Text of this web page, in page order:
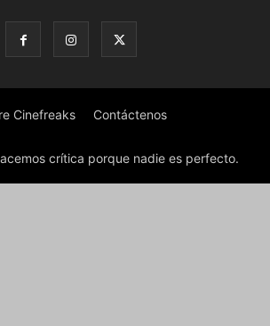
Cinefreaks Contáctenos
crítica porque nadie es perfecto.